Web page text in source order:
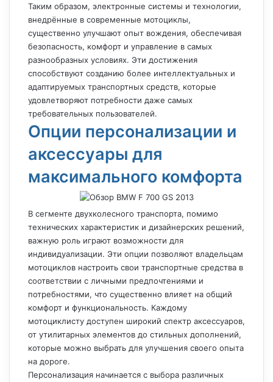
Таким образом, электронные системы и технологии,
внедрённые в современные мотоциклы,
существенно улучшают опыт вождения, обеспечивая
безопасность, комфорт и управление в самых
разнообразных условиях. Эти достижения
способствуют созданию более интеллектуальных и
адаптируемых транспортных средств, которые
удовлетворяют потребности даже самых
требовательных пользователей.
Опции персонализации и
аксессуары для
максимального комфорта
В сегменте двухколесного транспорта, помимо
технических характеристик и дизайнерских решений,
важную роль играют возможности для
индивидуализации. Эти опции позволяют владельцам
мотоциклов настроить свои транспортные средства в
соответствии с личными предпочтениями и
потребностями, что существенно влияет на общий
комфорт и функциональность. Каждому
мотоциклисту доступен широкий спектр аксессуаров,
от утилитарных элементов до стильных дополнений,
которые можно выбрать для улучшения своего опыта
на дороге.
Персонализация начинается с выбора различных